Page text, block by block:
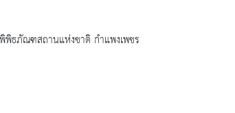
พิธภัณฑสถานแห่งชาติ กำแพงเพชร